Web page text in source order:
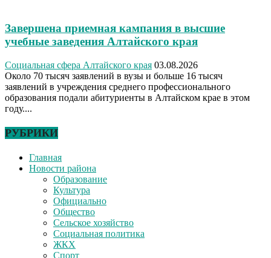
Завершена приемная кампания в высшие
учебные заведения Алтайского края
Социальная сфера Алтайского края 03.08.2026
Около 70 тысяч заявлений в вузы и больше 16 тысяч
заявлений в учреждения среднего профессионального
образования подали абитуриенты в Алтайском крае в этом
году....
РУБРИКИ
Главная
Новости района
Образование
Культура
Официально
Общество
Сельское хозяйство
Социальная политика
ЖКХ
Спорт